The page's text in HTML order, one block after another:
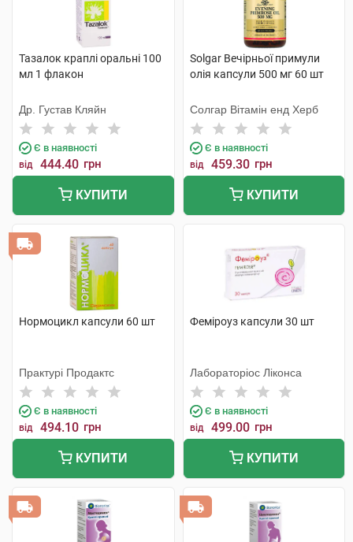
Тазалок краплі оральні 100
мл 1 флакон
Др. Густав Кляйн
Є в наявності
від 444.40 грн
КУПИТИ
Solgar Вечірньої примули
олія капсули 500 мг 60 шт
Солгар Вітамін енд Херб
Є в наявності
від 459.30 грн
КУПИТИ
Нормоцикл капсули 60 шт
Практурі Продактс
Є в наявності
від 494.10 грн
КУПИТИ
Феміроуз капсули 30 шт
Лабораторіос Ліконса
Є в наявності
від 499.00 грн
КУПИТИ